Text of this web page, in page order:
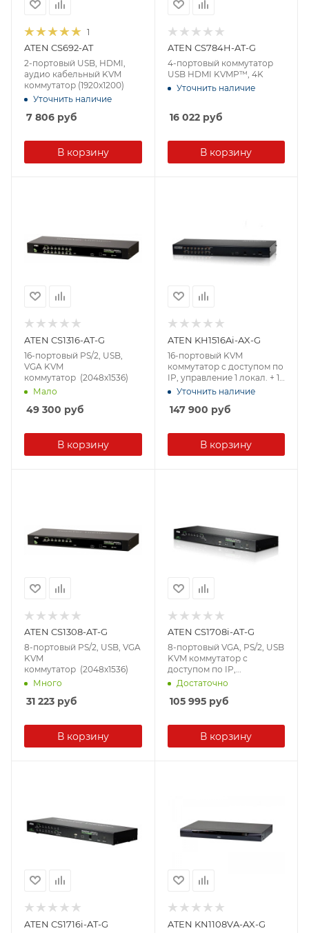
1
ATEN CS692-AT
2-портовый USB, HDMI,
аудио кабельный KVM
коммутатор (1920x1200)
Уточнить наличие
7 806 руб
В корзину
ATEN CS784H-AT-G
4-портовый коммутатор
USB HDMI KVMP™, 4K
Уточнить наличие
16 022руб
В корзину
ATEN CS1316-AT-G
16-портовый PS/2, USB,
VGA KVM
коммутатор (2048x1536)
Мало
49 300 руб
В корзину
ATEN KH1516Ai-AX-G
16-портовый KVM
коммутатор с доступом по
IP, управление 1 локал. + 1
удал. (1920x1200)
Уточнить наличие
147 900 руб
В корзину
ATEN CS1308-AT-G
8-портовый PS/2, USB, VGA
KVM
коммутатор (2048x1536)
Много
31 223 руб
В корзину
ATEN CS1708i-AT-G
8-портовый VGA, PS/2, USB
KVM коммутатор с
доступом по IP,
управление 1 локал. + 1
Достаточно
105 995руб
В корзину
ATEN CS1716i-AT-G ATEN KN1108VA-AX-G